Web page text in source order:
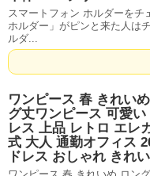
スマートフォン ホルダーをチ
ホルダー」がピンと来た人は
ルダ...
ワンピース 春 きれい
グ丈ワンピース 可愛
レス 上品 レトロ エレ
式 大人 通勤オフィス
ドレス おしゃれ きれ